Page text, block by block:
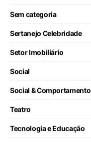
Sem categoria
Sertanejo Celebridade
Setor Imobiliário
Social
Social & Comportamento
Teatro
Tecnologia e Educação